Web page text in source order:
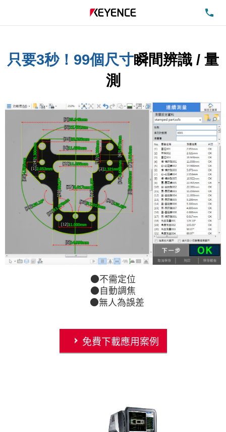
只要3秒！99個尺寸瞬間辨識 / 量
測
●不需定位
●自動調焦
●無人為誤差
免費下載應用案例